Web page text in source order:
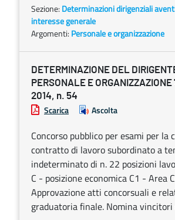
Sezione: Determinazioni dirigenziali
interesse generale
Argomenti: Personale e organizzazione
DETERMINAZIONE DEL
PERSONALE E
2014, n. 54
Scarica Ascolta
Concorso pubblico per esami per la
contratto di lavoro subordinato a
indeterminato di n. 22 posizioni
C - posizione economica C1 - Area
Approvazione atti concorsuali e
graduatoria finale. Nomina vincitori